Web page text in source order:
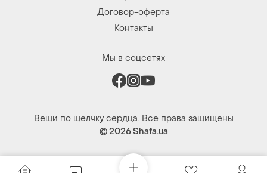
Договор-оферта
Контакты
Мы в соцсетях
Вещи по щелчку сердца. Все права защищены
© 2026Shafa.ua